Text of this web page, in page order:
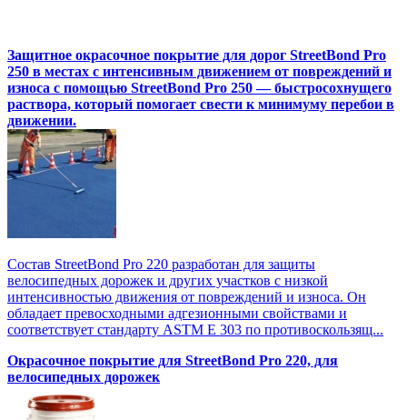
Защитное окрасочное покрытие для дорог StreetBond Pro
250 в местах с интенсивным движением от повреждений и
износа с помощью StreetBond Pro 250 — быстросохнущего
раствора, который помогает свести к минимуму перебои в
движении.
Состав StreetBond Pro 220 разработан для защиты
велосипедных дорожек и других участков с низкой
интенсивностью движения от повреждений и износа. Он
обладает превосходными адгезионными свойствами и
соответствует стандарту ASTM E 303 по противоскользящ...
Окрасочное покрытие для StreetBond Pro 220, для
велосипедных дорожек